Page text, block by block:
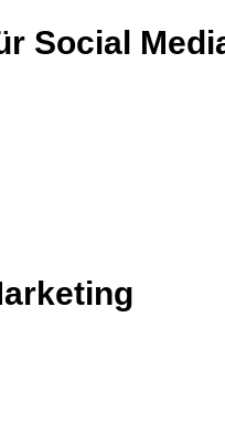
Social